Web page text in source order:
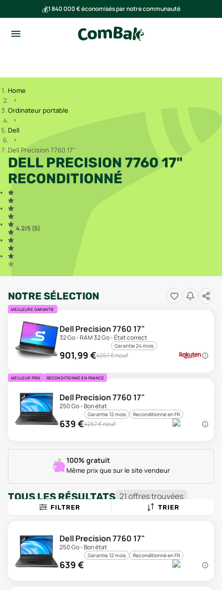
💰1 840 000 € économisés par notre communauté
Home
Ordinateur portable
Dell
Dell Precision 7760 17"
DELL PRECISION 7760 17"
RECONDITIONNÉ
4.2/5 (5)
NOTRE SÉLECTION
MEILLEURE GARANTIE
Dell Precision 7760 17"
32 Go - RAM 32 Go - État correct
Garantie 24 mois
901,99 €4257€ neuf
MEILLEUR PRIX RECONDITIONNÉ EN FRANCE
Dell Precision 7760 17"
250 Go - Bon état
Garantie 12 mois Reconditionné en FR
639 €4257€ neuf
100% gratuit
Même prix que sur le site vendeur
TOUS LES RÉSULTATS 21offrestrouvées
FILTRER TRIER
Dell Precision 7760 17"
250 Go - Bon état
Garantie 12 mois Reconditionné en FR
639 €